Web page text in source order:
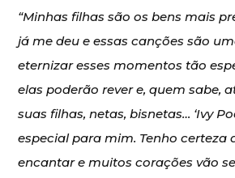
“Minhas filhas são os bens mais
já me deu e essas canções são
eternizar esses momentos tão
elas poderão rever e, quem sabe,
suas filhas, netas, bisnetas… ‘Ivy
especial para mim. Tenho certeza
encantar e muitos corações vão